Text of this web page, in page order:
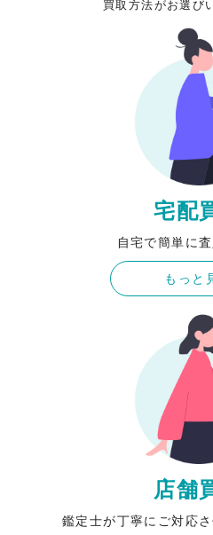
買取方法がお選び
宅配
自宅で簡単に
もっと
店舗
鑑定士が丁寧にご対応